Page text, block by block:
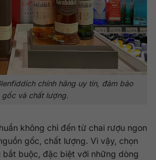
chính hãng uy tín, đảm bảo
gốc và chất lượng.
không chỉ đến từ chai rượu ngon
gốc, chất lượng. Vì vậy, chọn
bắt buộc, đặc biệt với những dòng